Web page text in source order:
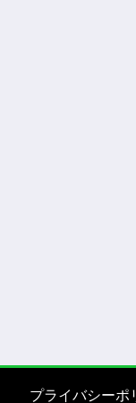
プライバシーポ